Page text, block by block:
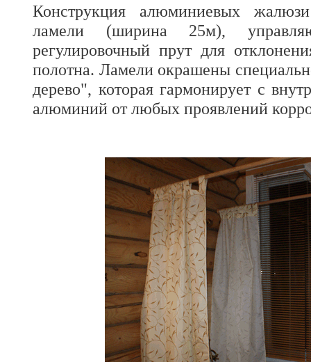
Конструкция алюминиевых
ламели (ширина 25м),
регулировочный прут для
полотна. Ламели окрашены
дерево", которая гармонирует с
алюминий от любых проявлений